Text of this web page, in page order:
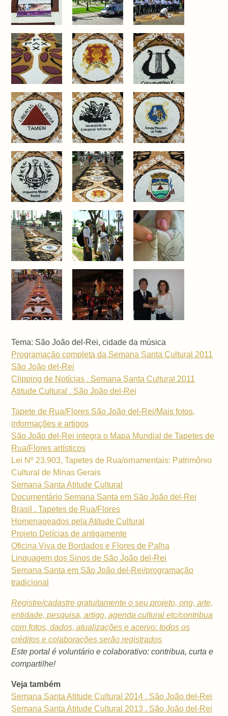
Tema: São João del-Rei, cidade da música
Programação completa da Semana Santa Cultural 2011
São João del-Rei
Clipping de Notícias . Semana Santa Cultural 2011
Atitude Cultural . São João del-Rei
Tapete de Rua/Flores São João del-Rei/Mais fotos,
informações e artigos
São João del-Rei integra o Mapa Mundial de Tapetes de
Rua/Flores artísticos
Lei Nº 23.903, Tapetes de Rua/ornamentais: Patrimônio
Cultural de Minas Gerais
Semana Santa Atitude Cultural
Documentário Semana Santa em São João del-Rei
Brasil . Tapetes de Rua/Flores
Homenageados pela Atitude Cultural
Projeto Delícias de antigamente
Oficina Viva de Bordados e Flores de Palha
Linguagem dos Sinos de São João del-Rei
Semana Santa em São João del-Rei/programação
tradicional
Registre/cadastre gratuitamente o seu projeto, ong, arte,
entidade, pesquisa, artigo, agenda cultural etc/contribua
com fotos, dados, atualizações e acervo: todos os
créditos e colaborações serão registrados
Este portal é voluntário e colaborativo: contribua, curta e
compartilhe!
Veja também
Semana Santa Atitude Cultural 2014 . São João del-Rei
Semana Santa Atitude Cultural 2013 . São João del-Rei